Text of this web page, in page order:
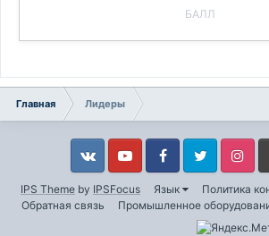
БАЛЛ
Главная Лидеры
IPS Theme by IPSFocus Язык
Политика
Обратная связь
Промышленное
VkontakteYouTube FacebookTwitter Instagram